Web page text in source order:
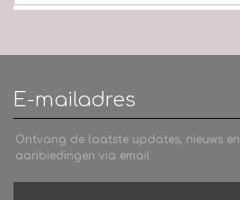
Ontvang de laatste updates, nieuws en
aanbiedingen via email